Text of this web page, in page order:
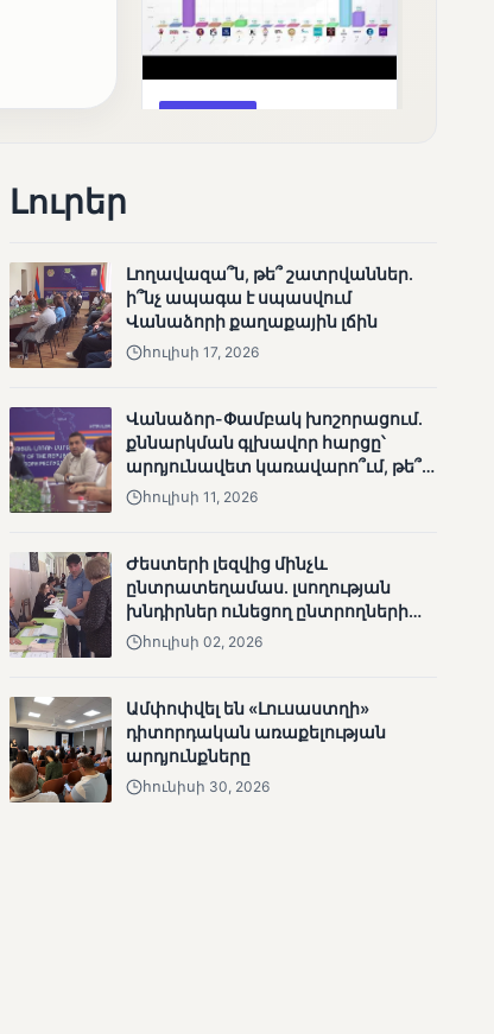
ՄՈՒՆԵՏԻԿ
ՄՈՒՆԵՏԻԿ
ԿԸՀ-ն հրապարակել է
նախնական տվյալներ՝ ժ․
1։00 դրությամբ
ՄՈՒՆԵՏԻԿ
Վրաստանի
Լուրեր
Լողավազա՞ն, թե՞ շատրվաններ.
ի՞նչ ապագա է սպասվում
Վանաձորի քաղաքային լճին
հուլիսի 17, 2026
Վանաձոր-Փամբակ խոշորացում.
քննարկման գլխավոր հարցը՝
արդյունավետ կառավարո՞ւմ, թե՞
քաղաքական նպատակ
հուլիսի 11, 2026
Ժեստերի լեզվից մինչև
ընտրատեղամաս. լսողության
խնդիրներ ունեցող ընտրողների
ճանապարհը
հուլիսի 02, 2026
Ամփոփվել են «Լուսաստղի»
դիտորդական առաքելության
արդյունքները
հունիսի 30, 2026